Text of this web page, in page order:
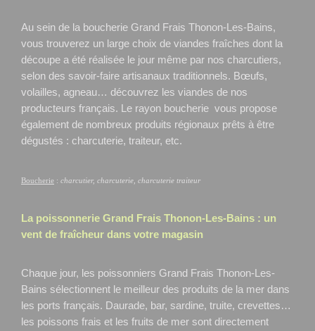
Au sein de la boucherie Grand Frais Thonon-Les-Bains,
vous trouverez un large choix de viandes fraîches dont la
découpe a été réalisée le jour même par nos charcutiers,
selon des savoir-faire artisanaux traditionnels. Bœufs,
volailles, agneau… découvrez les viandes de nos
producteurs français. Le rayon boucherie vous propose
également de nombreux produits régionaux prêts à être
dégustés : charcuterie, traiteur, etc.
Boucherie : charcutier, charcuterie, charcuterie traiteur
La poissonnerie Grand Frais Thonon-Les-Bains : un
vent de fraîcheur dans votre magasin
Chaque jour, les poissonniers Grand Frais Thonon-Les-
Bains sélectionnent le meilleur des produits de la mer dans
les ports français. Daurade, bar, sardine, truite, crevettes…
les poissons frais et les fruits de mer sont directement